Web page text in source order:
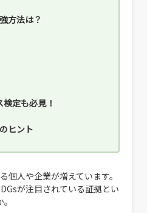
方法は？
定も必見！
ヒント
個人や企業が増えています。
が注目されている証拠とい